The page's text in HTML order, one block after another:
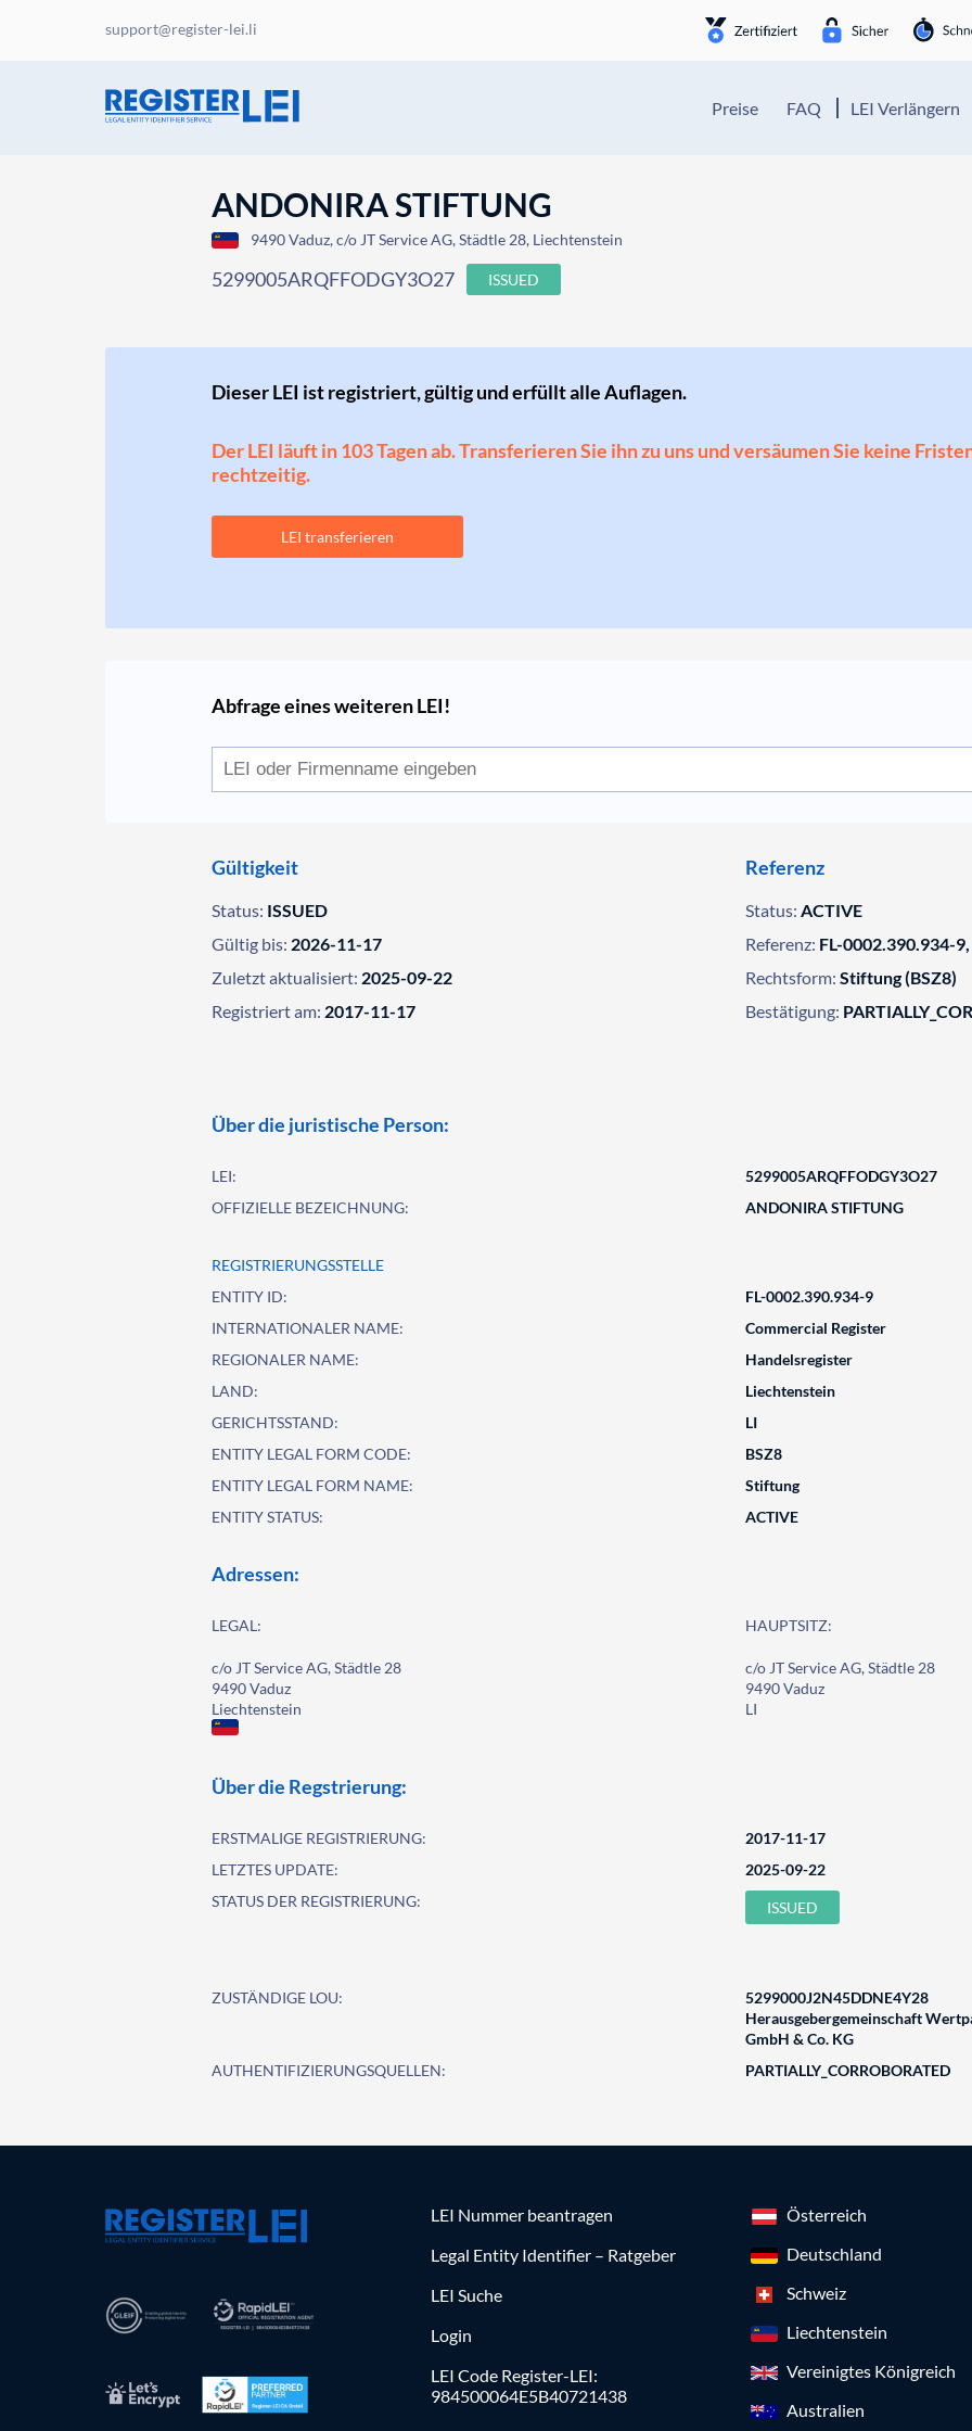
support@register-lei.li
Preise FAQ LEI Verlängern
ANDONIRA STIFTUNG
9490 Vaduz, c/o JT Service AG, Städtle 28, Liechtenstein
5299005ARQFFODGY3O27 ISSUED
Dieser LEI ist registriert, gültig und erfüllt alle Auflagen.
Der LEI läuft in 103 Tagen ab. Transferieren Sie ihn zu uns und versäumen Sie keine
rechtzeitig.
LEI transferieren
Abfrage eines weiteren LEI!
Gültigkeit
Status: ISSUED
Gültig bis: 2026-11-17
Zuletzt aktualisiert: 2025-09-22
Registriert am: 2017-11-17
Referenz
Status: ACTIVE
Referenz: FL-0002.390.934-
Rechtsform: Stiftung (BSZ8)
Bestätigung:
Über die juristische Person:
LEI:
5299005ARQFFODGY3O27
OFFIZIELLE BEZEICHNUNG:
ANDONIRA STIFTUNG
REGISTRIERUNGSSTELLE
ENTITY ID:
FL-0002.390.934-9
INTERNATIONALER NAME:
Commercial Register
REGIONALER NAME:
Handelsregister
LAND:
Liechtenstein
GERICHTSSTAND:
LI
ENTITY LEGAL FORM CODE:
BSZ8
ENTITY LEGAL FORM NAME:
Stiftung
ENTITY STATUS:
ACTIVE
Adressen:
LEGAL:
c/o JT Service AG, Städtle 28
9490 Vaduz
Liechtenstein
HAUPTSITZ:
c/o JT Service AG, Städtle 28
9490 Vaduz
LI
Über die Regstrierung:
ERSTMALIGE REGISTRIERUNG:
2017-11-17
LETZTES UPDATE:
2025-09-22
STATUS DER REGISTRIERUNG:
ISSUED
ZUSTÄNDIGE LOU:
5299000J2N45DDNE4Y28
Herausgebergemeinschaft
GmbH & Co. KG
AUTHENTIFIZIERUNGSQUELLEN:
PARTIALLY_CORROBORATED
LEI Nummer beantragen
Legal Entity Identifier – Ratgeber
LEI Suche
Login
LEI Code Register-LEI:
984500064E5B40721438
Österreich
Deutschland
Schweiz
Liechtenstein
Vereinigtes Königreich
Australien